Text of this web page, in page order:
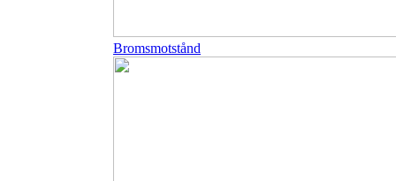
Bromsmotstånd